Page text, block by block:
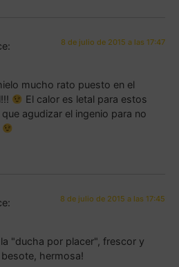
8 de julio de 2015 a las 17:47
mucho rato puesto en el
El calor es letal para estos
agudizar el ingenio para no
8 de julio de 2015 a las 17:45
"ducha por placer", frescor y
besote, hermosa!